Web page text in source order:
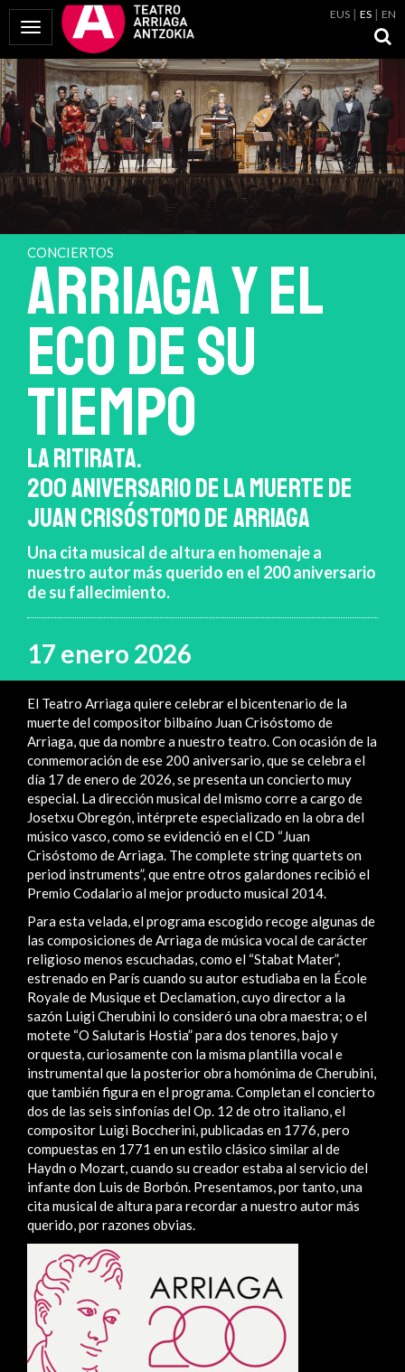
Mostrar Menú
EUS ES EN
CONCIERTOS
ARRIAGA Y EL
ECO DE SU
TIEMPO
LA RITIRATA.
200 ANIVERSARIO DE LA MUERTE DE
JUAN CRISÓSTOMO DE ARRIAGA
Una cita musical de altura en homenaje a
nuestro autor más querido en el 200 aniversario
de su fallecimiento.
17 enero 2026
El Teatro Arriaga quiere celebrar el bicentenario de la
muerte del compositor bilbaíno Juan Crisóstomo de
Arriaga, que da nombre a nuestro teatro. Con ocasión de la
conmemoración de ese 200 aniversario, que se celebra el
día 17 de enero de 2026, se presenta un concierto muy
especial. La dirección musical del mismo corre a cargo de
Josetxu Obregón, intérprete especializado en la obra del
músico vasco, como se evidenció en el CD “Juan
Crisóstomo de Arriaga. The complete string quartets on
period instruments”, que entre otros galardones recibió el
Premio Codalario al mejor producto musical 2014.
Para esta velada, el programa escogido recoge algunas de
las composiciones de Arriaga de música vocal de carácter
religioso menos escuchadas, como el “Stabat Mater”,
estrenado en París cuando su autor estudiaba en la École
Royale de Musique et Declamation, cuyo director a la
sazón Luigi Cherubini lo consideró una obra maestra; o el
motete “O Salutaris Hostia” para dos tenores, bajo y
orquesta, curiosamente con la misma plantilla vocal e
instrumental que la posterior obra homónima de Cherubini,
que también figura en el programa. Completan el concierto
dos de las seis sinfonías del Op. 12 de otro italiano, el
compositor Luigi Boccherini, publicadas en 1776, pero
compuestas en 1771 en un estilo clásico similar al de
Haydn o Mozart, cuando su creador estaba al servicio del
infante don Luis de Borbón. Presentamos, por tanto, una
cita musical de altura para recordar a nuestro autor más
querido, por razones obvias.